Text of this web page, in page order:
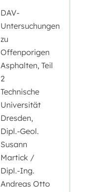
DAV-
Untersuchungen
zu
Offenporigen
Asphalten, Teil
2
Technische
Universität
Dresden,
Dipl.-Geol.
Susann
Martick /
Dipl.-Ing.
Andreas Otto